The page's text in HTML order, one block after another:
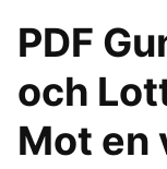
PDF
och
Mot en